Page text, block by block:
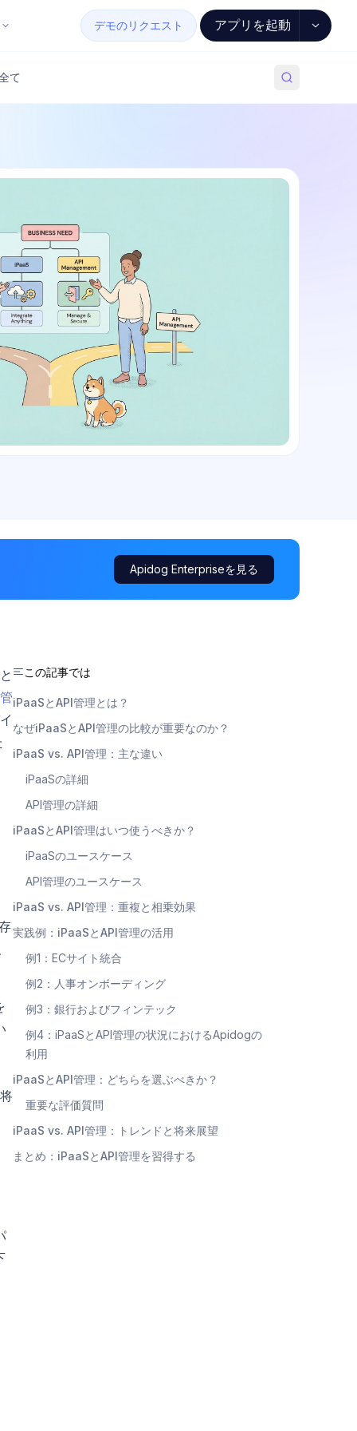
デモのリクエスト アプリを起動
て
Apidog Enterpriseを見る
この記事では
iPaaSとAPI管理とは？
なぜiPaaSとAPI管理の比較が重要なのか？
iPaaS vs. API管理：主な違い
iPaaSの詳細
API管理の詳細
iPaaSとAPI管理はいつ使うべきか？
iPaaSのユースケース
API管理のユースケース
iPaaS vs. API管理：重複と相乗効果
実践例：iPaaSとAPI管理の活用
例1：ECサイト統合
例2：人事オンボーディング
例3：銀行およびフィンテック
例4：iPaaSとAPI管理の状況におけるApidogの
利用
iPaaSとAPI管理：どちらを選ぶべきか？
重要な評価質問
iPaaS vs. API管理：トレンドと将来展望
まとめ：iPaaSとAPI管理を習得する